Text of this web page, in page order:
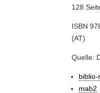
128
ISBN
(AT)
Quelle:
biblio-
mab2